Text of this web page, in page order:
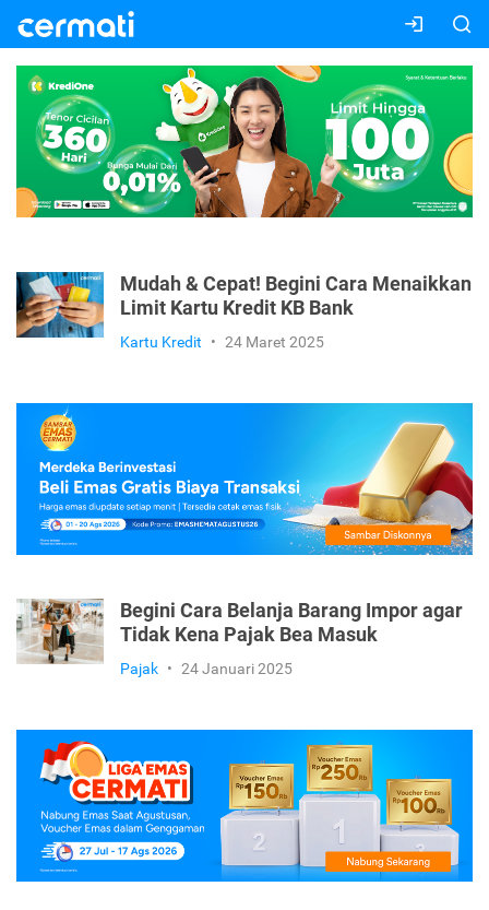
Mudah & Cepat! Begini Cara Menaikkan
Limit Kartu Kredit KB Bank
Kartu Kredit • 24 Maret 2025
Begini Cara Belanja Barang Impor agar
Tidak Kena Pajak Bea Masuk
Pajak • 24 Januari 2025